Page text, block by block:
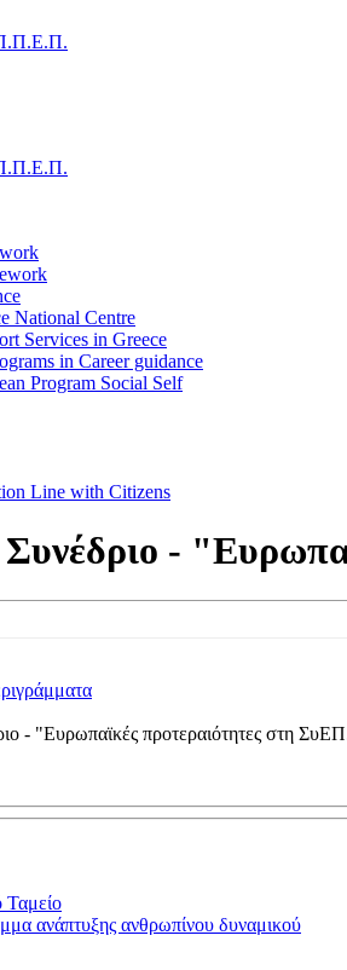
National Centre
Services in Greece
in Career guidance
Program Social Self
Line with Citizens
-
- "Ευρωπαϊκές προτεραιότητες στη